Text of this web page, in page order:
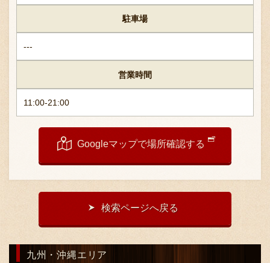
駐車場
---
営業時間
11:00-21:00
Googleマップで場所確認する
検索ページへ戻る
九州・沖縄エリア